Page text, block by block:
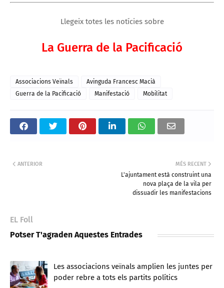
Llegeix totes les notícies sobre
La Guerra de la Pacificació
Associacions Veïnals
Avinguda Francesc Macià
Guerra de la Pacificació
Manifestació Mobilitat
MÉS RECENT
L'ajuntament està construint una
nova plaça de la vila per
dissuadir les manifestacions
ANTERIOR
EL Foll
Potser T'agraden Aquestes Entrades
Les associacions veïnals amplien les juntes per
poder rebre a tots els partits polítics